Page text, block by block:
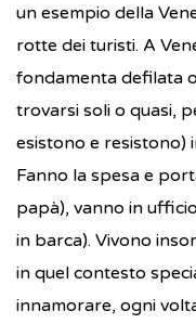
un esempio della
rotte dei turisti. A
fondamenta defilata
trovarsi soli o quasi,
esistono e resistono)
Fanno la spesa e
papà), vanno in
in barca). Vivono
in quel contesto
innamorare, ogni